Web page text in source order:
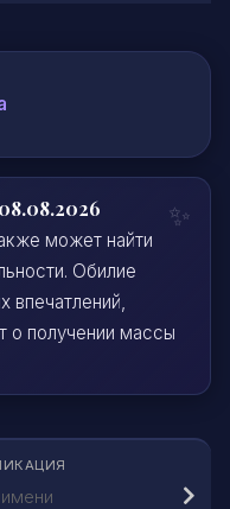
может найти
Обилие
впечатлений,
о получении массы